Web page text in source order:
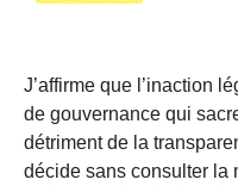
J’affirme que l’inaction
de gouvernance qui
détriment de la
décide sans consulter la